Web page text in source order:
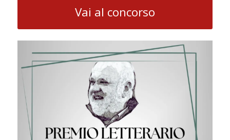
Vai al concorso